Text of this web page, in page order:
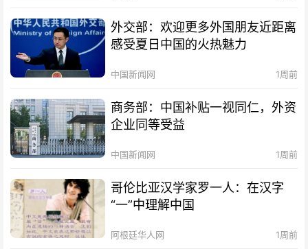
外交部：欢迎更多外国朋友近距离
感受夏日中国的火热魅力
中国新闻网 1周前
商务部：中国补贴一视同仁，外资
企业同等受益
中国新闻网 1周前
哥伦比亚汉学家罗一人：在汉字
“一”中理解中国
阿根廷华人网 1周前